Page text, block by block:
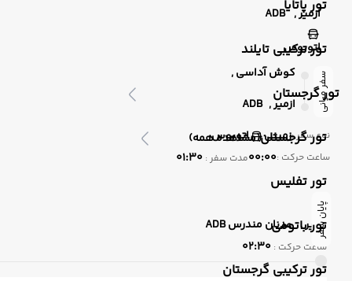
تور پاتایا
تور ترکیبی تایلند
تور گرجستان
تور گرجستان(مشاهده همه)
تور تفلیس
تور باتومی
تور ترکیبی گرجستان
ازمیر , ADB
اتوبوس
سفر میانی
کوش آداسی ,
ازمیر , ADB
نوع سفر :زمینی اتوبوس
ساعت حرکت :00:00مدت سفر : 01:30
پایان سفر
ازمیر , عدنان مندرس ADB
ساعت حرکت : 02:30